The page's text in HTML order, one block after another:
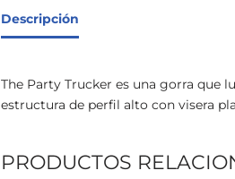
Descripción
The Party Trucker es una gorra que
estructura de perfil alto con visera
PRODUCTOS